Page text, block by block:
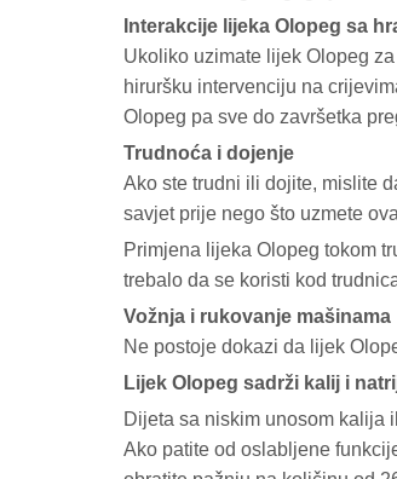
Interakcije lijeka Olopeg sa
Ukoliko uzimate lijek Olopeg
hiruršku intervenciju na
Olopeg pa sve do završetka
Trudnoća i dojenje
Ako ste trudni ili dojite, mislite
savjet prije nego što uzmete
Primjena lijeka Olopeg tokom
trebalo da se koristi kod
Vožnja i rukovanje mašinama
Ne postoje dokazi da lijek
Lijek Olopeg sadrži kalij i
Dijeta sa niskim unosom kalija
Ako patite od oslabljene